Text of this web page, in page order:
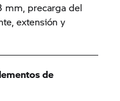
mm, precarga del
extensión y
de